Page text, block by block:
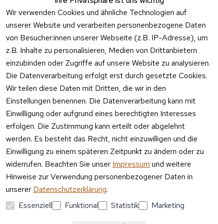
Wir verwenden Cookies und ähnliche Technologien auf
unserer Website und verarbeiten personenbezogene Daten
von Besucher:innen unserer Webseite (z.B. IP-Adresse), um
z.B. Inhalte zu personalisieren, Medien von Drittanbietern
einzubinden oder Zugriffe auf unsere Website zu analysieren.
Die Datenverarbeitung erfolgt erst durch gesetzte Cookies.
Wir teilen diese Daten mit Dritten, die wir in den
Einstellungen benennen. Die Datenverarbeitung kann mit
Einwilligung oder aufgrund eines berechtigten Interesses
erfolgen. Die Zustimmung kann erteilt oder abgelehnt
werden. Es besteht das Recht, nicht einzuwilligen und die
Einwilligung zu einem späteren Zeitpunkt zu ändern oder zu
widerrufen. Beachten Sie unser Impressum und weitere
Hinweise zur Verwendung personenbezogener Daten in
unserer Datenschutzerklärung.
Essenziell
Funktional Statistik Marketing
nweis
Verpacku
ngshinwei
se
Altgeräte
-
Entsorgu
ng
Vertrag
widerrufen
17:00 Uhr
Telefon
Kundenservic
e:
Mo – Fr 11:00
– 15:00 Uhr
Versa
ndpa
rtner